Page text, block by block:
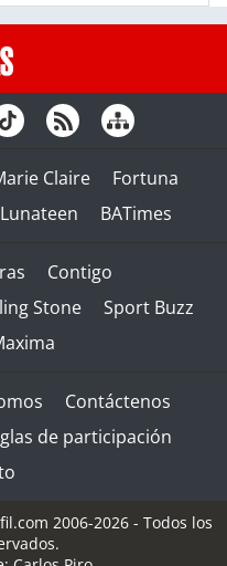
Claire
Fortuna
Lunateen BATimes
Contigo
Stone
Sport Buzz
Contáctenos
de participación
2006-2026 - Todos los